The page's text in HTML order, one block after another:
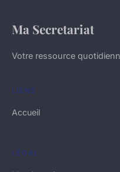
Ma Secretariat
Votre ressource
LIENS
Accueil
LÉGAL